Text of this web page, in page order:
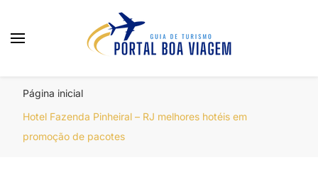
Página inicial
Hotel Fazenda Pinheiral – RJ melhores hotéis em
promoção de pacotes